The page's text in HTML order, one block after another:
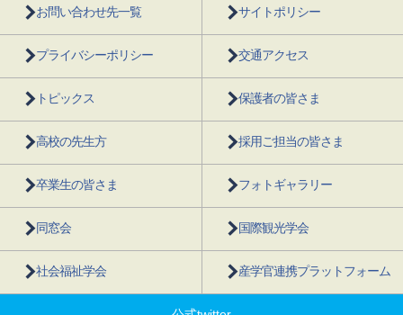
お問い合わせ先一覧 サイトポリシー
プライバシーポリシー 交通アクセス
トピックス 保護者の皆さま
高校の先生方 採用ご担当の皆さま
卒業生の皆さま フォトギャラリー
同窓会 国際観光学会
社会福祉学会 産学官連携プラットフォーム